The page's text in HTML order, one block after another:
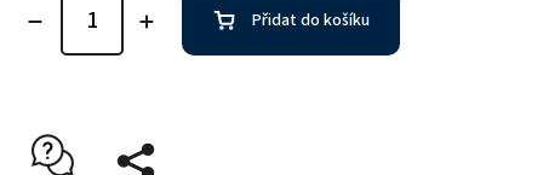
Přidat do košíku